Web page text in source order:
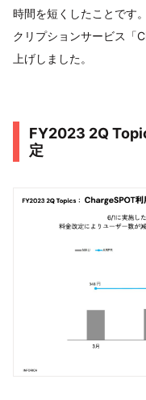
時間を短くしたことです
クリプションサービス「
上げしました。
FY2023 2Q
定